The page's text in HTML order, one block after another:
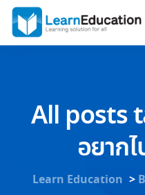
All posts
อยาก
Learn Education >